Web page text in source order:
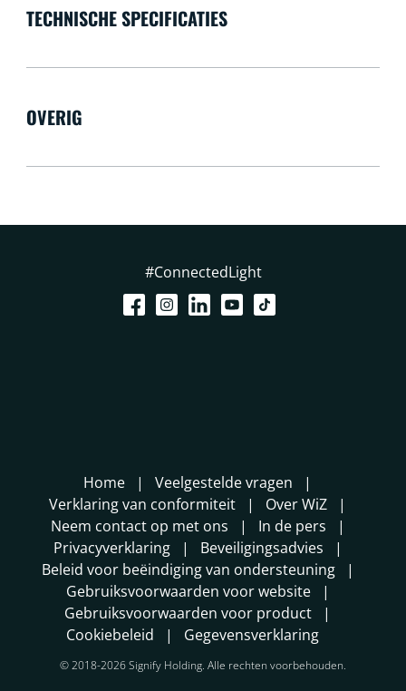
TECHNISCHE SPECIFICATIES
OVERIG
#ConnectedLight
Home
Veelgestelde vragen
Verklaring van conformiteit
Over WiZ
Neem contact op met ons
In de pers
Privacyverklaring
Beveiligingsadvies
Beleid voor beëindiging van ondersteuning
Gebruiksvoorwaarden voor website
Gebruiksvoorwaarden voor product
Cookiebeleid
Gegevensverklaring
© 2018-2026 Signify Holding. Alle rechten voorbehouden.